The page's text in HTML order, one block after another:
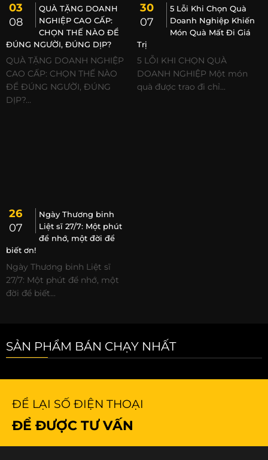
03
08
QUÀ TẶNG DOANH
NGHIỆP CAO CẤP:
CHỌN THẾ NÀO ĐỂ
ĐÚNG NGƯỜI, ĐÚNG DỊP?
QUÀ TẶNG DOANH NGHIỆP
CAO CẤP: CHỌN THẾ NÀO
ĐỂ ĐÚNG NGƯỜI, ĐÚNG
DỊP?...
30
07
5 Lỗi Khi Chọn Quà
Doanh Nghiệp Khiến
Món Quà Mất Đi Giá
Trị
5 LỖI KHI CHỌN QUÀ
DOANH NGHIỆP Một món
quà được trao đi chỉ...
26
07
Ngày Thương binh
Liệt sĩ 27/7: Một phút
để nhớ, một đời để
biết ơn!
Ngày Thương binh Liệt sĩ
27/7: Một phút để nhớ, một
đời để biết...
SẢN PHẨM BÁN CHẠY NHẤT
ĐỂ LẠI SỐ ĐIỆN THOẠI
ĐỂ ĐƯỢC TƯ VẤN